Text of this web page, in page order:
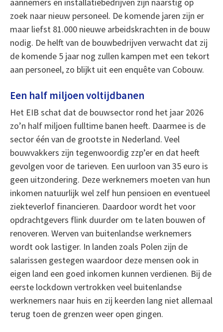
zoek naar nieuw personeel. De komende jaren zijn er
maar liefst 81.000 nieuwe arbeidskrachten in de bouw
nodig. De helft van de bouwbedrijven verwacht dat zij
de komende 5 jaar nog zullen kampen met een tekort
aan personeel, zo blijkt uit een enquête van Cobouw.
Een half miljoen voltijdbanen
Het EIB schat dat de bouwsector rond het jaar 2026
zo’n half miljoen fulltime banen heeft. Daarmee is de
sector één van de grootste in Nederland. Veel
bouwvakkers zijn tegenwoordig zzp’er en dat heeft
gevolgen voor de tarieven. Een uurloon van 35 euro is
geen uitzondering. Deze werknemers moeten van hun
inkomen natuurlijk wel zelf hun pensioen en eventueel
ziekteverlof financieren. Daardoor wordt het voor
opdrachtgevers flink duurder om te laten bouwen of
renoveren. Werven van buitenlandse werknemers
wordt ook lastiger. In landen zoals Polen zijn de
salarissen gestegen waardoor deze mensen ook in
eigen land een goed inkomen kunnen verdienen. Bij de
eerste lockdown vertrokken veel buitenlandse
werknemers naar huis en zij keerden lang niet allemaal
terug toen de grenzen weer open gingen.